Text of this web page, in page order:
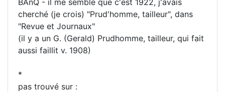
cherché (je crois) "Prud'homme, tailleur", dans
"Revue et Journaux"
(il y a un G. (Gerald) Prudhomme, tailleur, qui fait
aussi faillit v. 1908)
*
pas trouvé sur :